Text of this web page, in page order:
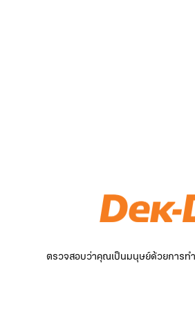
ตรวจสอบว่าคุณเป็นมนุษย์ด้วยการทำ